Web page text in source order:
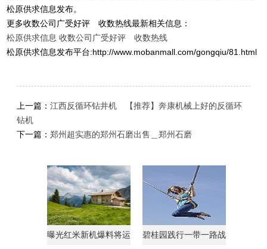
松原供求信息发布。
更多收数公司广受好评 收数热线最新相关信息：
松原供求信息 收数公司广受好评 收数热线
松原供求信息发布平台:http://www.mobanmall.com/gongqiu/81.html
上一篇：江西反循环钻井机 【推荐】奔康机械上好的反循环
钻机
下一篇：郑州超实惠的郑州石磨出售＿郑州石磨
曝光红米新机爆料将运
碧桂园践行一带一路战